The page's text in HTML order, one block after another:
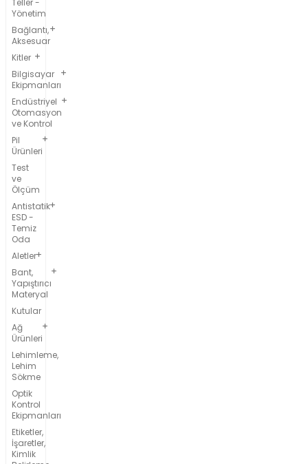
Teller -
Yönetim
Bağlantı,
Aksesuar
Kitler
Bilgisayar
Ekipmanları
Endüstriyel
Otomasyon
ve Kontrol
Pil
Ürünleri
Test
ve
Ölçüm
Antistatik
ESD -
Temiz
Oda
Aletler
Bant,
Yapıştırıcı
Materyal
Kutular
Ağ
Ürünleri
Lehimleme,
Lehim
Sökme
Optik
Kontrol
Ekipmanları
Etiketler,
İşaretler,
Kimlik